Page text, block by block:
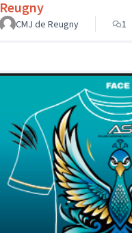
Reugny
CMJ de Reugny
1